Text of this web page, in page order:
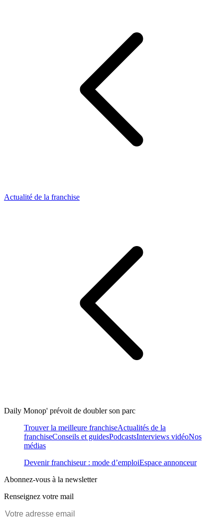
Actualité de la franchise
Daily Monop' prévoit de doubler son parc
Trouver la meilleure franchiseActualités de la
franchiseConseils et guidesPodcastsInterviews vidéoNos
médias
Devenir franchiseur : mode d’emploiEspace annonceur
Abonnez-vous à la newsletter
Renseignez votre mail